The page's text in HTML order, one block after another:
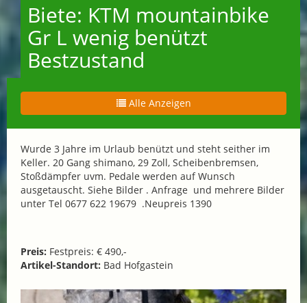
Biete: KTM mountainbike
Gr L wenig benützt
Bestzustand
Alle Anzeigen
Wurde 3 Jahre im Urlaub benützt und steht seither im
Keller. 20 Gang shimano, 29 Zoll, Scheibenbremsen,
Stoßdämpfer uvm. Pedale werden auf Wunsch
ausgetauscht. Siehe Bilder . Anfrage und mehrere Bilder
unter Tel 0677 622 19679 .Neupreis 1390
Preis: Festpreis: € 490,-
Artikel-Standort: Bad Hofgastein